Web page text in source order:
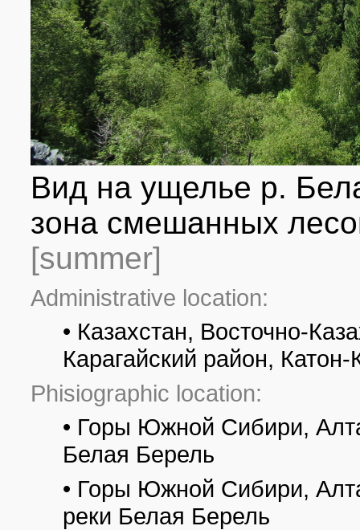
Вид на ущелье р.
зона смешанных
[summer]
Administrative location:
• Казахстан, Восточно-
Карагайский район,
Phisiographic location:
• Горы Южной Сибири,
Белая Берель
• Горы Южной Сибири,
реки Белая Берель